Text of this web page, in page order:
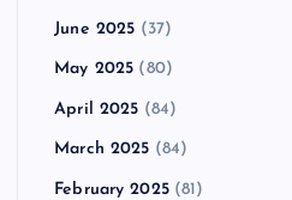
June 2025 (37)
May 2025 (80)
April 2025 (84)
March 2025 (84)
February 2025(81)